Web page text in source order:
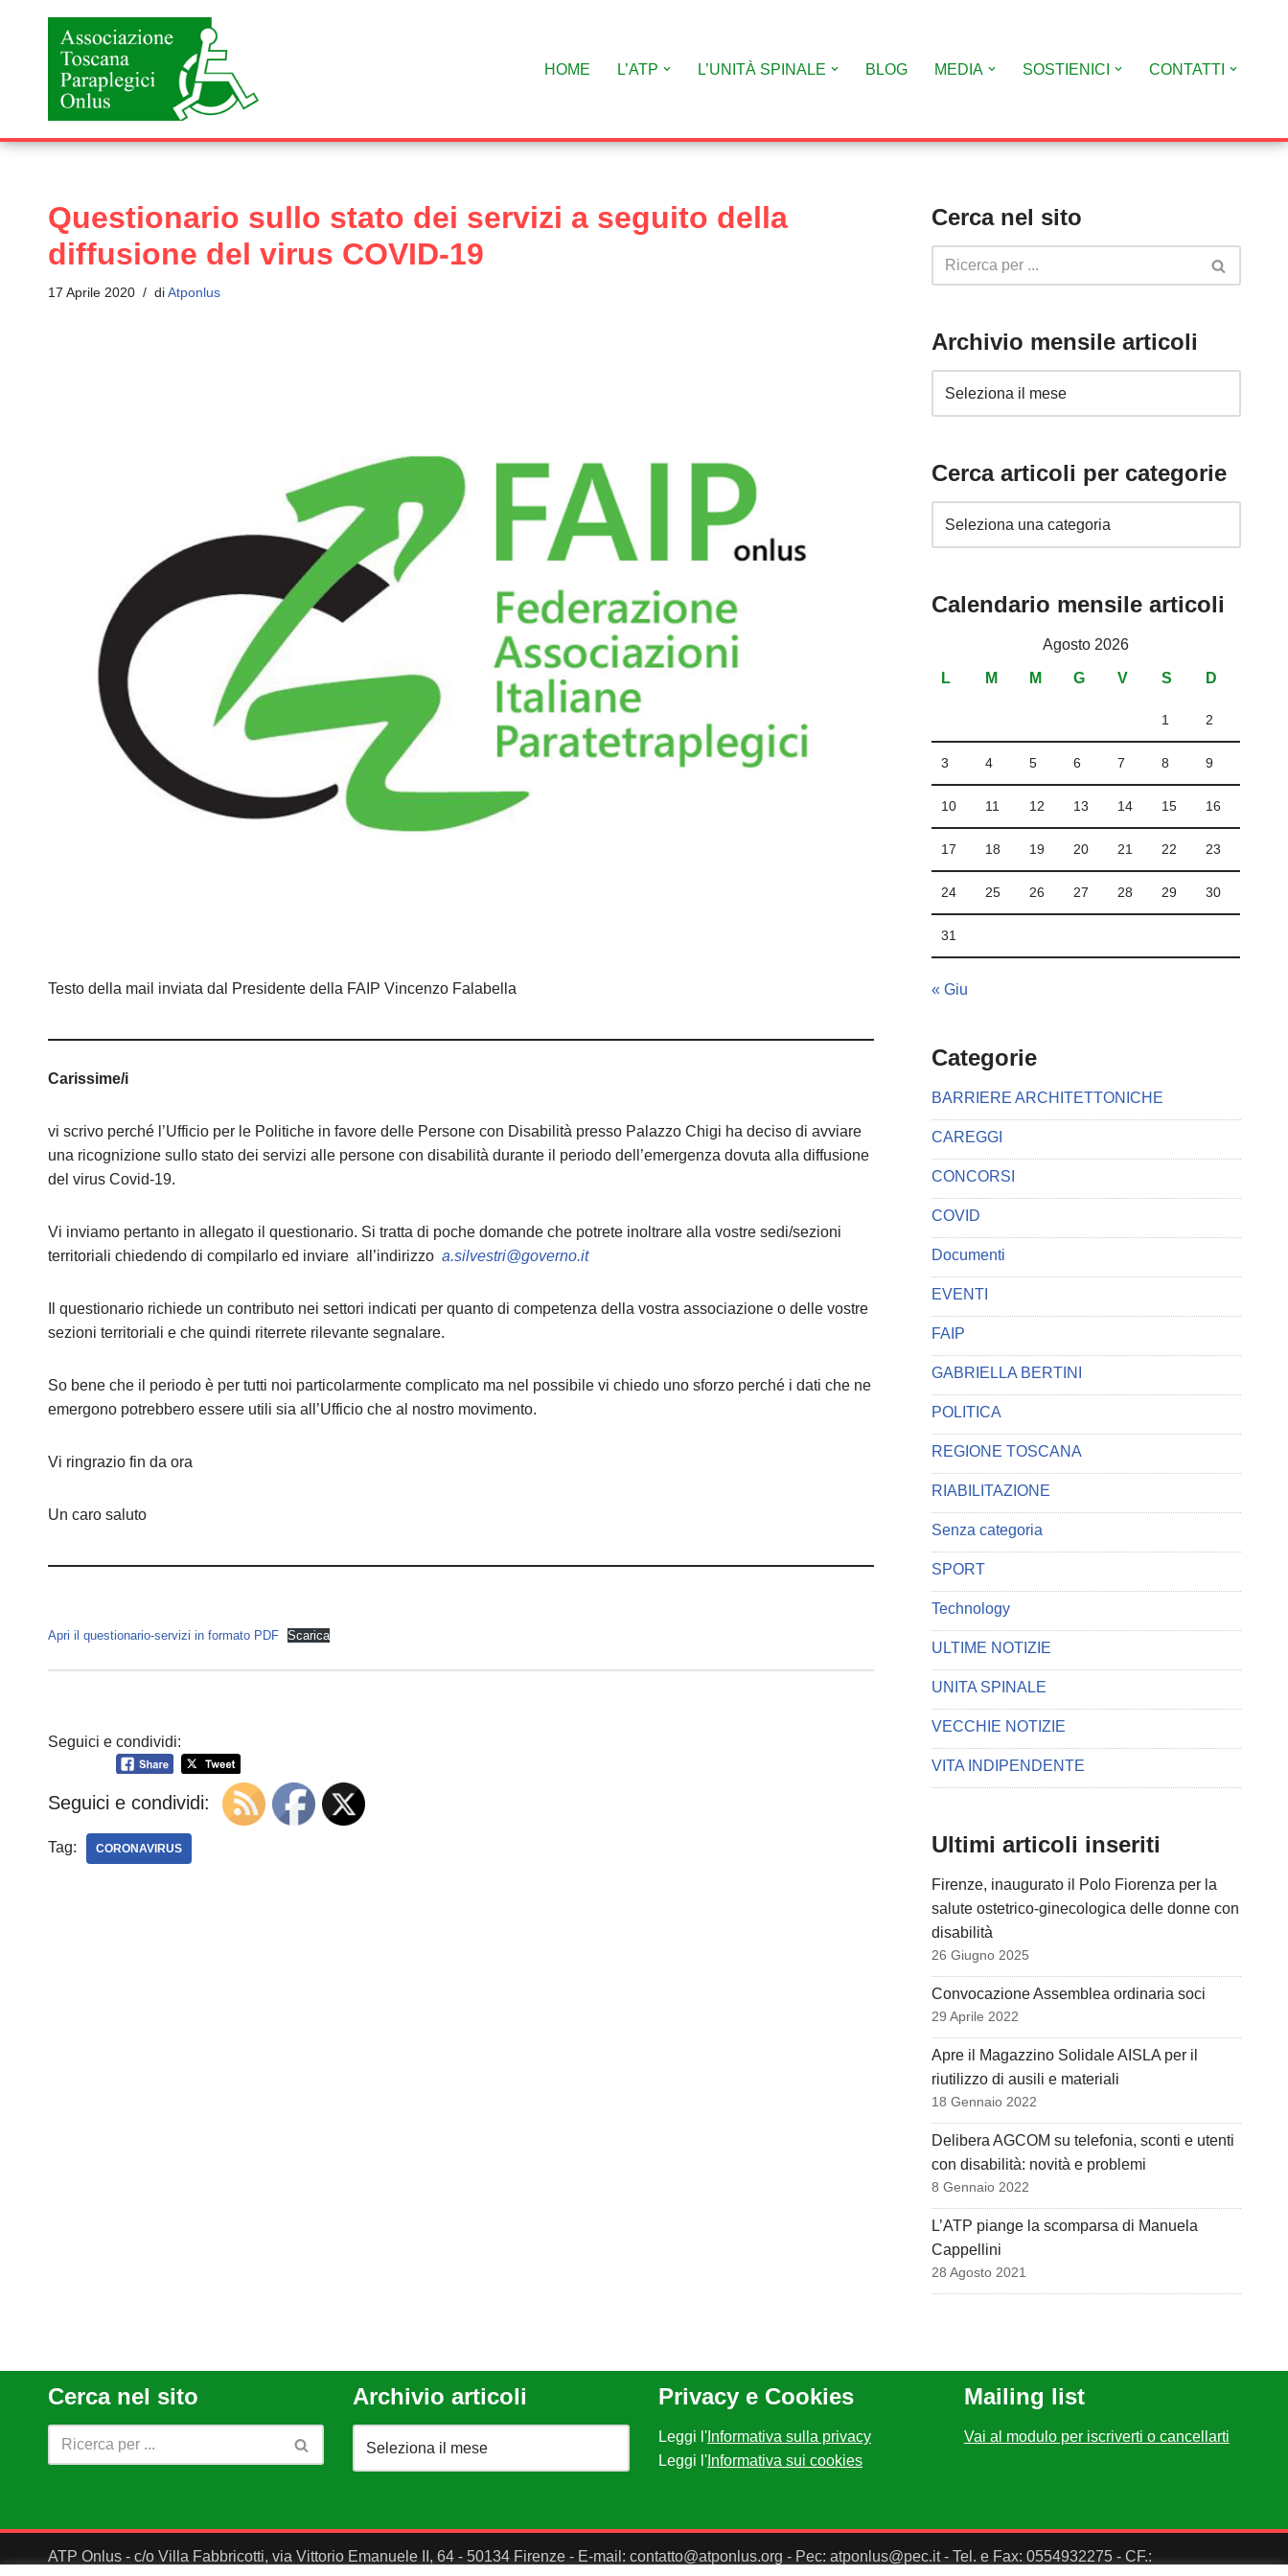
contenuto
HOME L’ATP L’UNITÀ SPINALE BLOG MEDIA SOSTIENICI CONTATTI
Questionario sullo stato dei servizi a seguito della
diffusione del virus COVID-19
17 Aprile 2020 diAtponlus
Testo della mail inviata dal Presidente della FAIP Vincenzo Falabella
Carissime/i
vi scrivo perché l’Ufficio per le Politiche in favore delle Persone con Disabilità presso Palazzo Chigi ha deciso di avviare
una ricognizione sullo stato dei servizi alle persone con disabilità durante il periodo dell’emergenza dovuta alla diffusione
del virus Covid-19.
Vi inviamo pertanto in allegato il questionario. Si tratta di poche domande che potrete inoltrare alla vostre sedi/sezioni
territoriali chiedendo di compilarlo ed inviare all’indirizzo a.silvestri@governo.it
Il questionario richiede un contributo nei settori indicati per quanto di competenza della vostra associazione o delle vostre
sezioni territoriali e che quindi riterrete rilevante segnalare.
So bene che il periodo è per tutti noi particolarmente complicato ma nel possibile vi chiedo uno sforzo perché i dati che ne
emergono potrebbero essere utili sia all’Ufficio che al nostro movimento.
Vi ringrazio fin da ora
Un caro saluto
Apri il questionario-servizi in formato PDF Scarica
Seguici e condividi:
Seguici e condividi:
Tag: CORONAVIRUS
Cerca nel sito
Archivio mensile articoli
Cerca articoli per categorie
Calendario mensile articoli
Agosto 2026
L M M G V S D
1 2
3 4 5 6 7 8 9
10 11 12 13 14 15 16
17 18 19 20 21 22 23
24 25 26 27 28 29 30
31
« Giu
Categorie
BARRIERE ARCHITETTONICHE
CAREGGI
CONCORSI
COVID
Documenti
EVENTI
FAIP
GABRIELLA BERTINI
POLITICA
REGIONE TOSCANA
RIABILITAZIONE
Senza categoria
SPORT
Technology
ULTIME NOTIZIE
UNITA SPINALE
VECCHIE NOTIZIE
VITA INDIPENDENTE
Ultimi articoli inseriti
Firenze, inaugurato il Polo Fiorenza per la
salute ostetrico-ginecologica delle donne con
disabilità
26 Giugno 2025
Convocazione Assemblea ordinaria soci
29 Aprile 2022
Apre il Magazzino Solidale AISLA per il
riutilizzo di ausili e materiali
18 Gennaio 2022
Delibera AGCOM su telefonia, sconti e utenti
con disabilità: novità e problemi
8 Gennaio 2022
L’ATP piange la scomparsa di Manuela
Cappellini
28 Agosto 2021
Cerca nel sito Archivio articoli Privacy e Cookies
Leggi l' Informativa sulla privacy
Leggi l' Informativa sui cookies
Mailing list
Vai al modulo per iscriverti o cancellarti
ATP Onlus - c/o Villa Fabbricotti, via Vittorio Emanuele II, 64 - 50134 Firenze - E-mail: contatto@atponlus.org - Pec: atponlus@pec.it - Tel. e Fax: 0554932275 - CF.: